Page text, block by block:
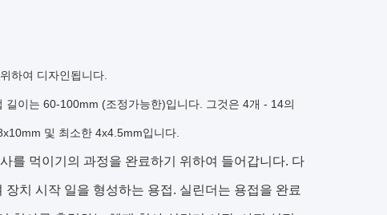
하여 디자인됩니다.
이는 60-100mm (조정가능한)입니다. 그것은 4개 - 14의
및 최소한 4x4.5mm입니다.
를 먹이기의 과정을 완료하기 위하여 들어갑니다. 다
치 시작 일을 형성하는 용접. 실린더는 용접을 완료